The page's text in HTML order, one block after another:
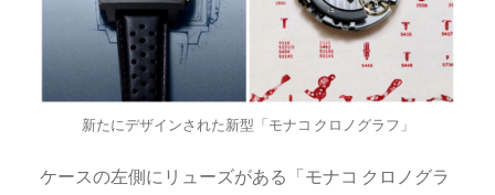
新たにデザインされた新型「モナコ クロノグラフ」
ケースの左側にリューズがある「モナコ クロノグラ